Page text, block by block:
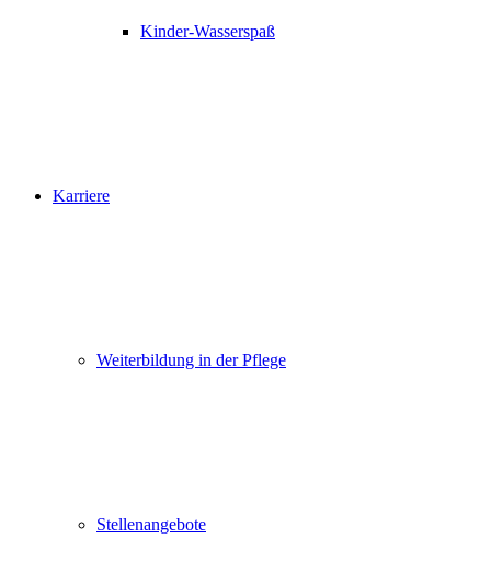
Kinder-Wasserspaß
Karriere
Weiterbildung in der Pflege
Stellenangebote